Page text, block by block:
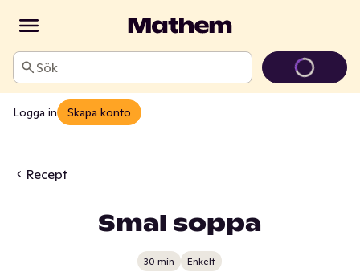
Sök
Logga in Skapa konto
Recept
Smal soppa
30 min Enkelt